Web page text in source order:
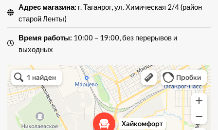
Адрес магазина: г. Таганрог, ул. Химическая 2/4 (район
старой Ленты)
Время работы: 10:00 – 19:00, без перерывов и
выходных
Хай Комфорт
Магазин мебели в Таганроге
Мебель для кухни в Таганроге